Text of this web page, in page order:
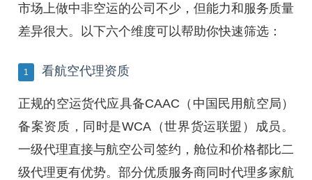
市场上做中非空运的公司不少，但能力和服务质量
差异很大。以下六个维度可以帮助你快速筛选：
1 看航空代理资质
正规的空运货代应具备CAAC（中国民用航空局）
备案资质，同时是WCA（世界货运联盟）成员。
一级代理直接与航空公司签约，舱位和价格都比二
级代理更有优势。部分优质服务商同时代理多家航